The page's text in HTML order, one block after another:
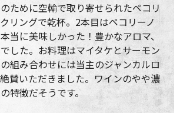
ために空輸で取り寄せられたペコリ
リングで乾杯。2本目はペコリーノ
当に美味しかった！豊かなアロマ、
した。お料理はマイタケとサーモン
組み合わせには当主のジャンカルロ
賛いただきました。ワインのやや濃
特徴だそうです。